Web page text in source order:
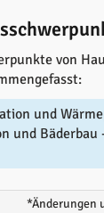
von
und
und Bäderbau
*Änderungen